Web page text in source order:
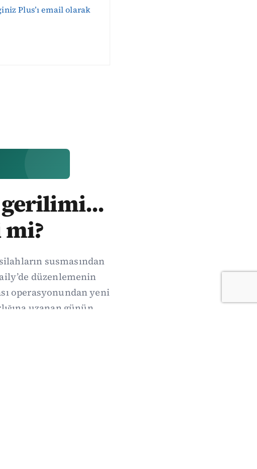
Plus’ı email olarak
gerilimi...
susmasından
düzenlemenin
operasyonundan yeni
uzanan günün